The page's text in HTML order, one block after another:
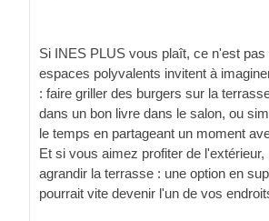
Si INES PLUS vous plaît, ce n'est pas
espaces polyvalents invitent à
: faire griller des burgers sur la
dans un bon livre dans le salon, ou
le temps en partageant un moment
Et si vous aimez profiter de l'extérieur,
agrandir la terrasse : une option en
pourrait vite devenir l'un de vos